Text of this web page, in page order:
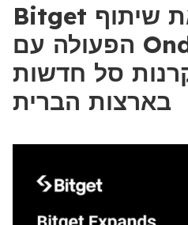
Bitget מעמיקה את שיתוף
הפעולה עם Ondo עם 98
סל חדשות
בארצות הברית